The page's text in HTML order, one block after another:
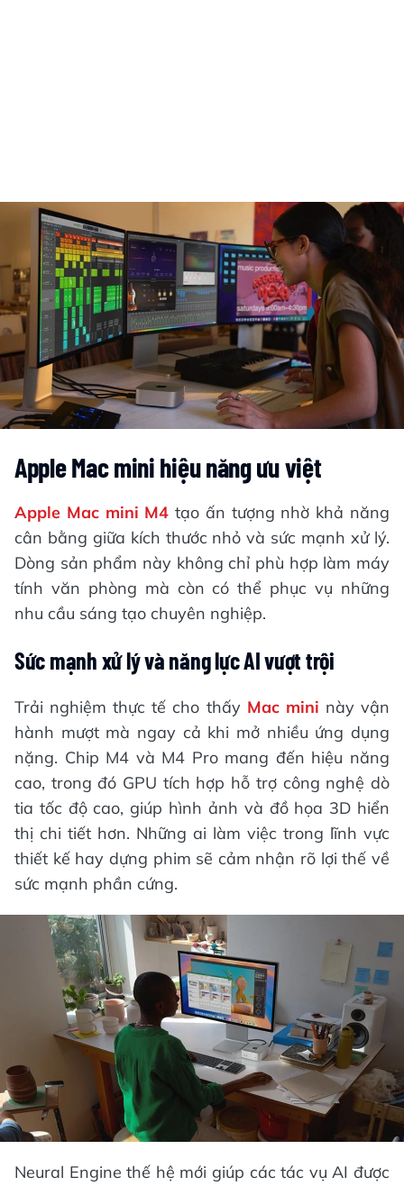
Apple Mac mini hiệu năng ưu việt
Apple Mac mini M4 tạo ấn tượng nhờ khả năng
cân bằng giữa kích thước nhỏ và sức mạnh xử lý.
Dòng sản phẩm này không chỉ phù hợp làm máy
tính văn phòng mà còn có thể phục vụ những
nhu cầu sáng tạo chuyên nghiệp.
Sức mạnh xử lý và năng lực AI vượt trội
Trải nghiệm thực tế cho thấy Mac mini này vận
hành mượt mà ngay cả khi mở nhiều ứng dụng
nặng. Chip M4 và M4 Pro mang đến hiệu năng
cao, trong đó GPU tích hợp hỗ trợ công nghệ dò
tia tốc độ cao, giúp hình ảnh và đồ họa 3D hiển
thị chi tiết hơn. Những ai làm việc trong lĩnh vực
thiết kế hay dựng phim sẽ cảm nhận rõ lợi thế về
sức mạnh phần cứng.
Neural Engine thế hệ mới giúp các tác vụ AI được